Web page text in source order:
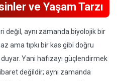
ve Yaşam Tarzı
değil, aynı zamanda biyolojik bir
ama tıpkı bir kas gibi doğru
Yani hafızayı güçlendirmek
değildir; aynı zamanda